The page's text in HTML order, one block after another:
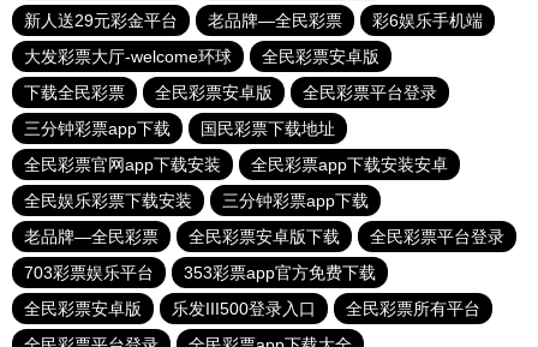
新人送29元彩金平台
老品牌—全民彩票
彩6娱乐手机端
大发彩票大厅-welcome环球
全民彩票安卓版
下载全民彩票
全民彩票安卓版
全民彩票平台登录
三分钟彩票app下载
国民彩票下载地址
全民彩票官网app下载安装
全民彩票app下载安装安卓
全民娱乐彩票下载安装
三分钟彩票app下载
老品牌—全民彩票
全民彩票安卓版下载
全民彩票平台登录
703彩票娱乐平台
353彩票app官方免费下载
全民彩票安卓版
乐发III500登录入口
全民彩票所有平台